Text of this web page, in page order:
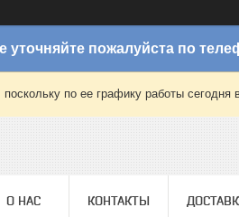
уточняйте пожалуйста по
по ее графику работы
О НАС КОНТАКТЫ